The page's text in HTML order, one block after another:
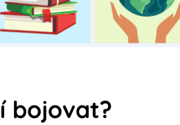
bojovat?